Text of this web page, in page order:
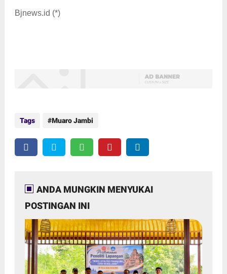
Bjnews.id (*)
Tags Muaro Jambi
ANDA MUNGKIN MENYUKAI
POSTINGAN INI